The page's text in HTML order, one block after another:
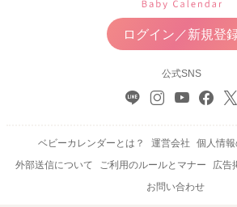
ログイン／新規登
公式SNS
ベビーカレンダーとは？ 運営会社
個人情
外部送信について
ご利用のルールとマナー 広告
お問い合わせ